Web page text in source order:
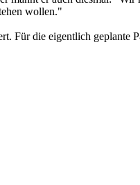
wollen."
Für die eigentlich geplante